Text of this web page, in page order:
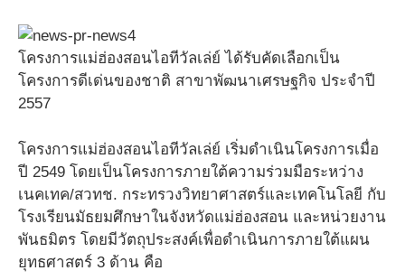
โครงการแม่ฮ่องสอนไอทีวัลเล่ย์ ได้รับคัดเลือกเป็น
โครงการดีเด่นของชาติ สาขาพัฒนาเศรษฐกิจ ประจำปี
2557
โครงการแม่ฮ่องสอนไอทีวัลเล่ย์ เริ่มดำเนินโครงการเมื่อ
ปี 2549 โดยเป็นโครงการภายใต้ความร่วมมือระหว่าง
เนคเทค/สวทช. กระทรวงวิทยาศาสตร์และเทคโนโลยี กับ
โรงเรียนมัธยมศึกษาในจังหวัดแม่ฮ่องสอน และหน่วยงาน
พันธมิตร โดยมีวัตถุประสงค์เพื่อดำเนินการภายใต้แผน
ยุทธศาสตร์ 3 ด้าน คือ